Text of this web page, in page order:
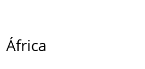
África